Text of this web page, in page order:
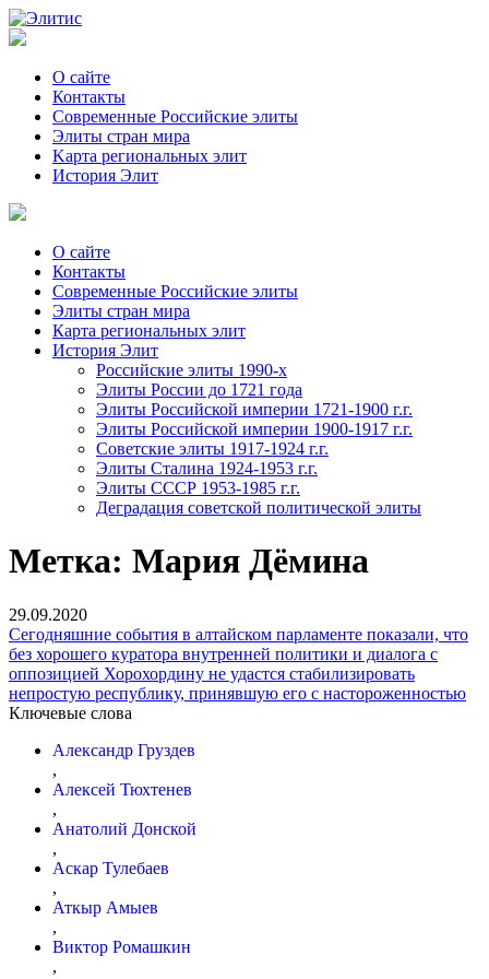
О сайте
Контакты
Современные Российские элиты
Элиты стран мира
Kартa региональных элит
История Элит
О сайте
Контакты
Современные Российские элиты
Элиты стран мира
Картa региональных элит
История Элит
Российские элиты 1990-х
Элиты России до 1721 года
Элиты Российской империи 1721-1900 г.г.
Элиты Российской империи 1900-1917 г.г.
Советские элиты 1917-1924 г.г.
Элиты Сталина 1924-1953 г.г.
Элиты СССР 1953-1985 г.г.
Деградация советской политической элиты
Метка: Мария Дёмина
29.09.2020
Сегодняшние события в алтайском парламенте показали, что
без хорошего куратора внутренней политики и диалога с
оппозицией Хорохордину не удастся стабилизировать
непростую республику, принявшую его с настороженностью
Ключевые слова
Александр Груздев
,
Алексей Тюхтенев
,
Анатолий Донской
,
Аскар Тулебаев
,
Аткыр Амыев
,
Виктор Ромашкин
,